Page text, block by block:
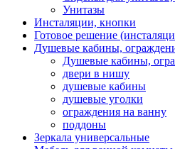
Унитазы
Инсталяции, кнопки
Готовое решение
Душевые кабины,
Душевые кабины,
двери в нишу
душевые кабины
душевые уголки
ограждения на ванну
поддоны
Зеркала универсальные